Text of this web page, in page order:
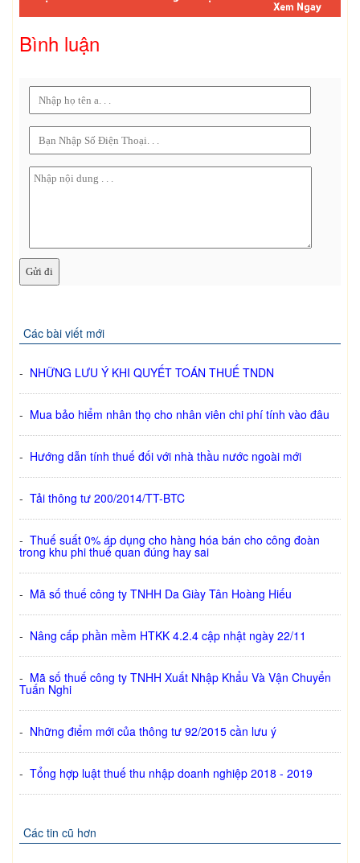
Bình luận
Các bài viết mới
- NHỮNG LƯU Ý KHI QUYẾT TOÁN THUẾ TNDN
- Mua bảo hiểm nhân thọ cho nhân viên chi phí tính vào đâu
- Hướng dẫn tính thuế đối với nhà thầu nước ngoài mới
- Tải thông tư 200/2014/TT-BTC
- Thuế suất 0% áp dụng cho hàng hóa bán cho công đoàn
trong khu phi thuế quan đúng hay sai
- Mã số thuế công ty TNHH Da Giày Tân Hoàng Hiếu
- Nâng cấp phần mềm HTKK 4.2.4 cập nhật ngày 22/11
- Mã số thuế công ty TNHH Xuất Nhập Khẩu Và Vận Chuyển
Tuấn Nghi
- Những điểm mới của thông tư 92/2015 cần lưu ý
- Tổng hợp luật thuế thu nhập doanh nghiệp 2018 - 2019
Các tin cũ hơn